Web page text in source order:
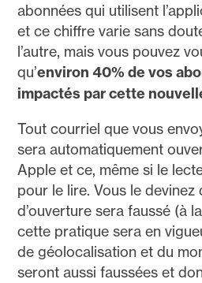
abonnées qui utilisent
et ce chiffre varie sans
l’autre, mais vous pouvez
qu’environ 40% de vos
impactés par cette
Tout courriel que vous
sera automatiquement
Apple et ce, même si le
pour le lire. Vous le devinez
d’ouverture sera faussé (à
cette pratique sera en
de géolocalisation et du
seront aussi faussées et